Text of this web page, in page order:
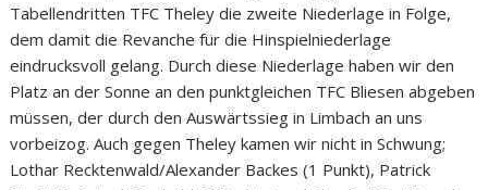
Tabellendritten TFC Theley die zweite Niederlage in Folge,
dem damit die Revanche für die Hinspielniederlage
eindrucksvoll gelang. Durch diese Niederlage haben wir den
Platz an der Sonne an den punktgleichen TFC Bliesen abgeben
müssen, der durch den Auswärtssieg in Limbach an uns
vorbeizog. Auch gegen Theley kamen wir nicht in Schwung;
Lothar Recktenwald/Alexander Backes (1 Punkt), Patrick